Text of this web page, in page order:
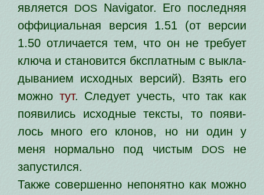
явля­ет­ся
DOSNavigator. Его послед­няя
оффи­ци­аль­ная вер­сия 1.51 (от вер­сии
1.50 отли­ча­ет­ся тем, что он не тре­бу­ет
клю­ча и ста­но­вит­ся бкс­плат­ным с выкла­
ды­ва­ни­ем исход­ных вер­сий). Взять его
мож­но тут. Следует учесть, что так как
появи­лись исход­ные тек­сты, то появи­
лось мно­го его кло­нов, но ни один у
меня нор­маль­но под чистым
DOSне
запустился.
Также совер­шен­но непо­нят­но как мож­но